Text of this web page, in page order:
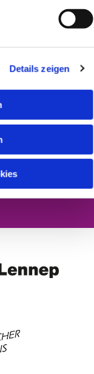
Details zeigen